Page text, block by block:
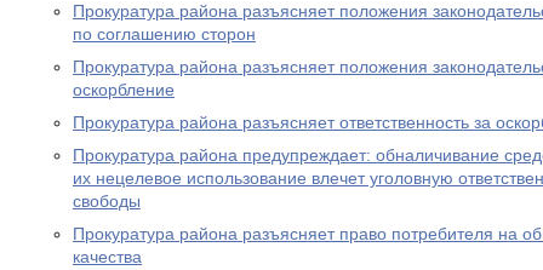
Прокуратура района разъясняет положения
по соглашению сторон
Прокуратура района разъясняет положения
оскорбление
Прокуратура района разъясняет ответственность за
Прокуратура района предупреждает: обналичивание
их нецелевое использование влечет уголовную
свободы
Прокуратура района разъясняет право потребителя на
качества